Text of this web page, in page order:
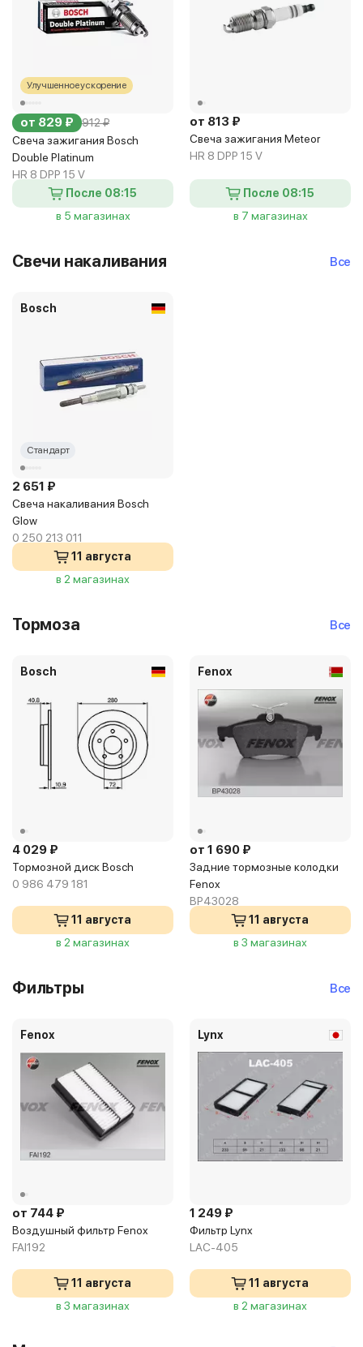
Улучшенное ускорение
от 829 ₽ 912 ₽
Свеча зажигания Bosch
Double Platinum
HR 8 DPP 15 V
После 08:15
в 5 магазинах
от 813 ₽
Свеча зажигания Meteor
HR 8 DPP 15 V
После 08:15
в 7 магазинах
Свечи накаливания Все
Bosch
Стандарт
2 651 ₽
Свеча накаливания Bosch
Glow
0 250 213 011
11 августа
в 2 магазинах
Тормоза Все
Bosch
4 029 ₽
Тормозной диск Bosch
0 986 479 181
11 августа
в 2 магазинах
Fenox
от 1 690 ₽
Задние тормозные колодки
Fenox
BP43028
11 августа
в 3 магазинах
Фильтры Все
Fenox
от 744 ₽
Воздушный фильтр Fenox
FAI192
11 августа
в 3 магазинах
Lynx
1 249 ₽
Фильтр Lynx
LAC-405
11 августа
в 2 магазинах